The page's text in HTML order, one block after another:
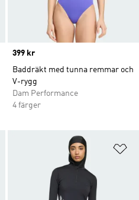
Price
399 kr
Baddräkt med tunna remmar och
V-rygg
Dam Performance
4 färger
Lägg till på önskelistan